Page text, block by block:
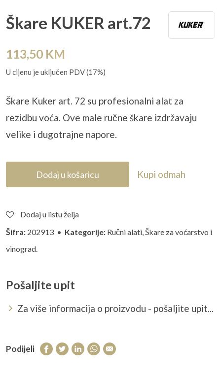
Škare KUKER art.72
113,50 KM
U cijenu je uključen PDV (17%)
Škare Kuker art. 72 su profesionalni alat za
rezidbu voća. Ove male ručne škare izdržavaju
velike i dugotrajne napore.
Dodaj u košaricu Kupi odmah
Dodaj u listu želja
Šifra: 202913 • Kategorije: Ručni alati Škare za voćarstvo i
vinograd.
Pošaljite upit
Za više informacija o proizvodu - pošaljite upit...
Podijeli